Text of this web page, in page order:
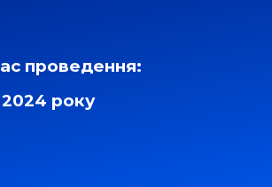
проведення:
2024 року